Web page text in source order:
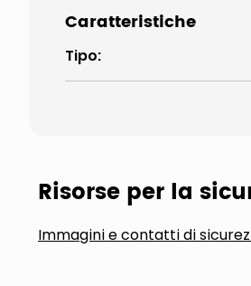
Caratteristiche
Tipo:
Risorse per la
Immagini e contatti di